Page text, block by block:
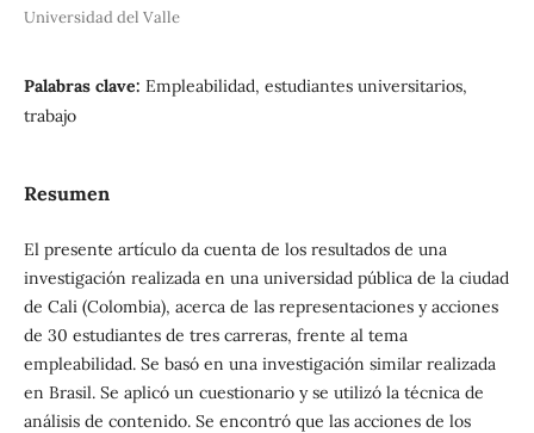
Universidad del Valle
Palabras clave: Empleabilidad, estudiantes universitarios,
trabajo
Resumen
El presente artículo da cuenta de los resultados de una
investigación realizada en una universidad pública de la ciudad
de Cali (Colombia), acerca de las representaciones y acciones
de 30 estudiantes de tres carreras, frente al tema
empleabilidad. Se basó en una investigación similar realizada
en Brasil. Se aplicó un cuestionario y se utilizó la técnica de
análisis de contenido. Se encontró que las acciones de los